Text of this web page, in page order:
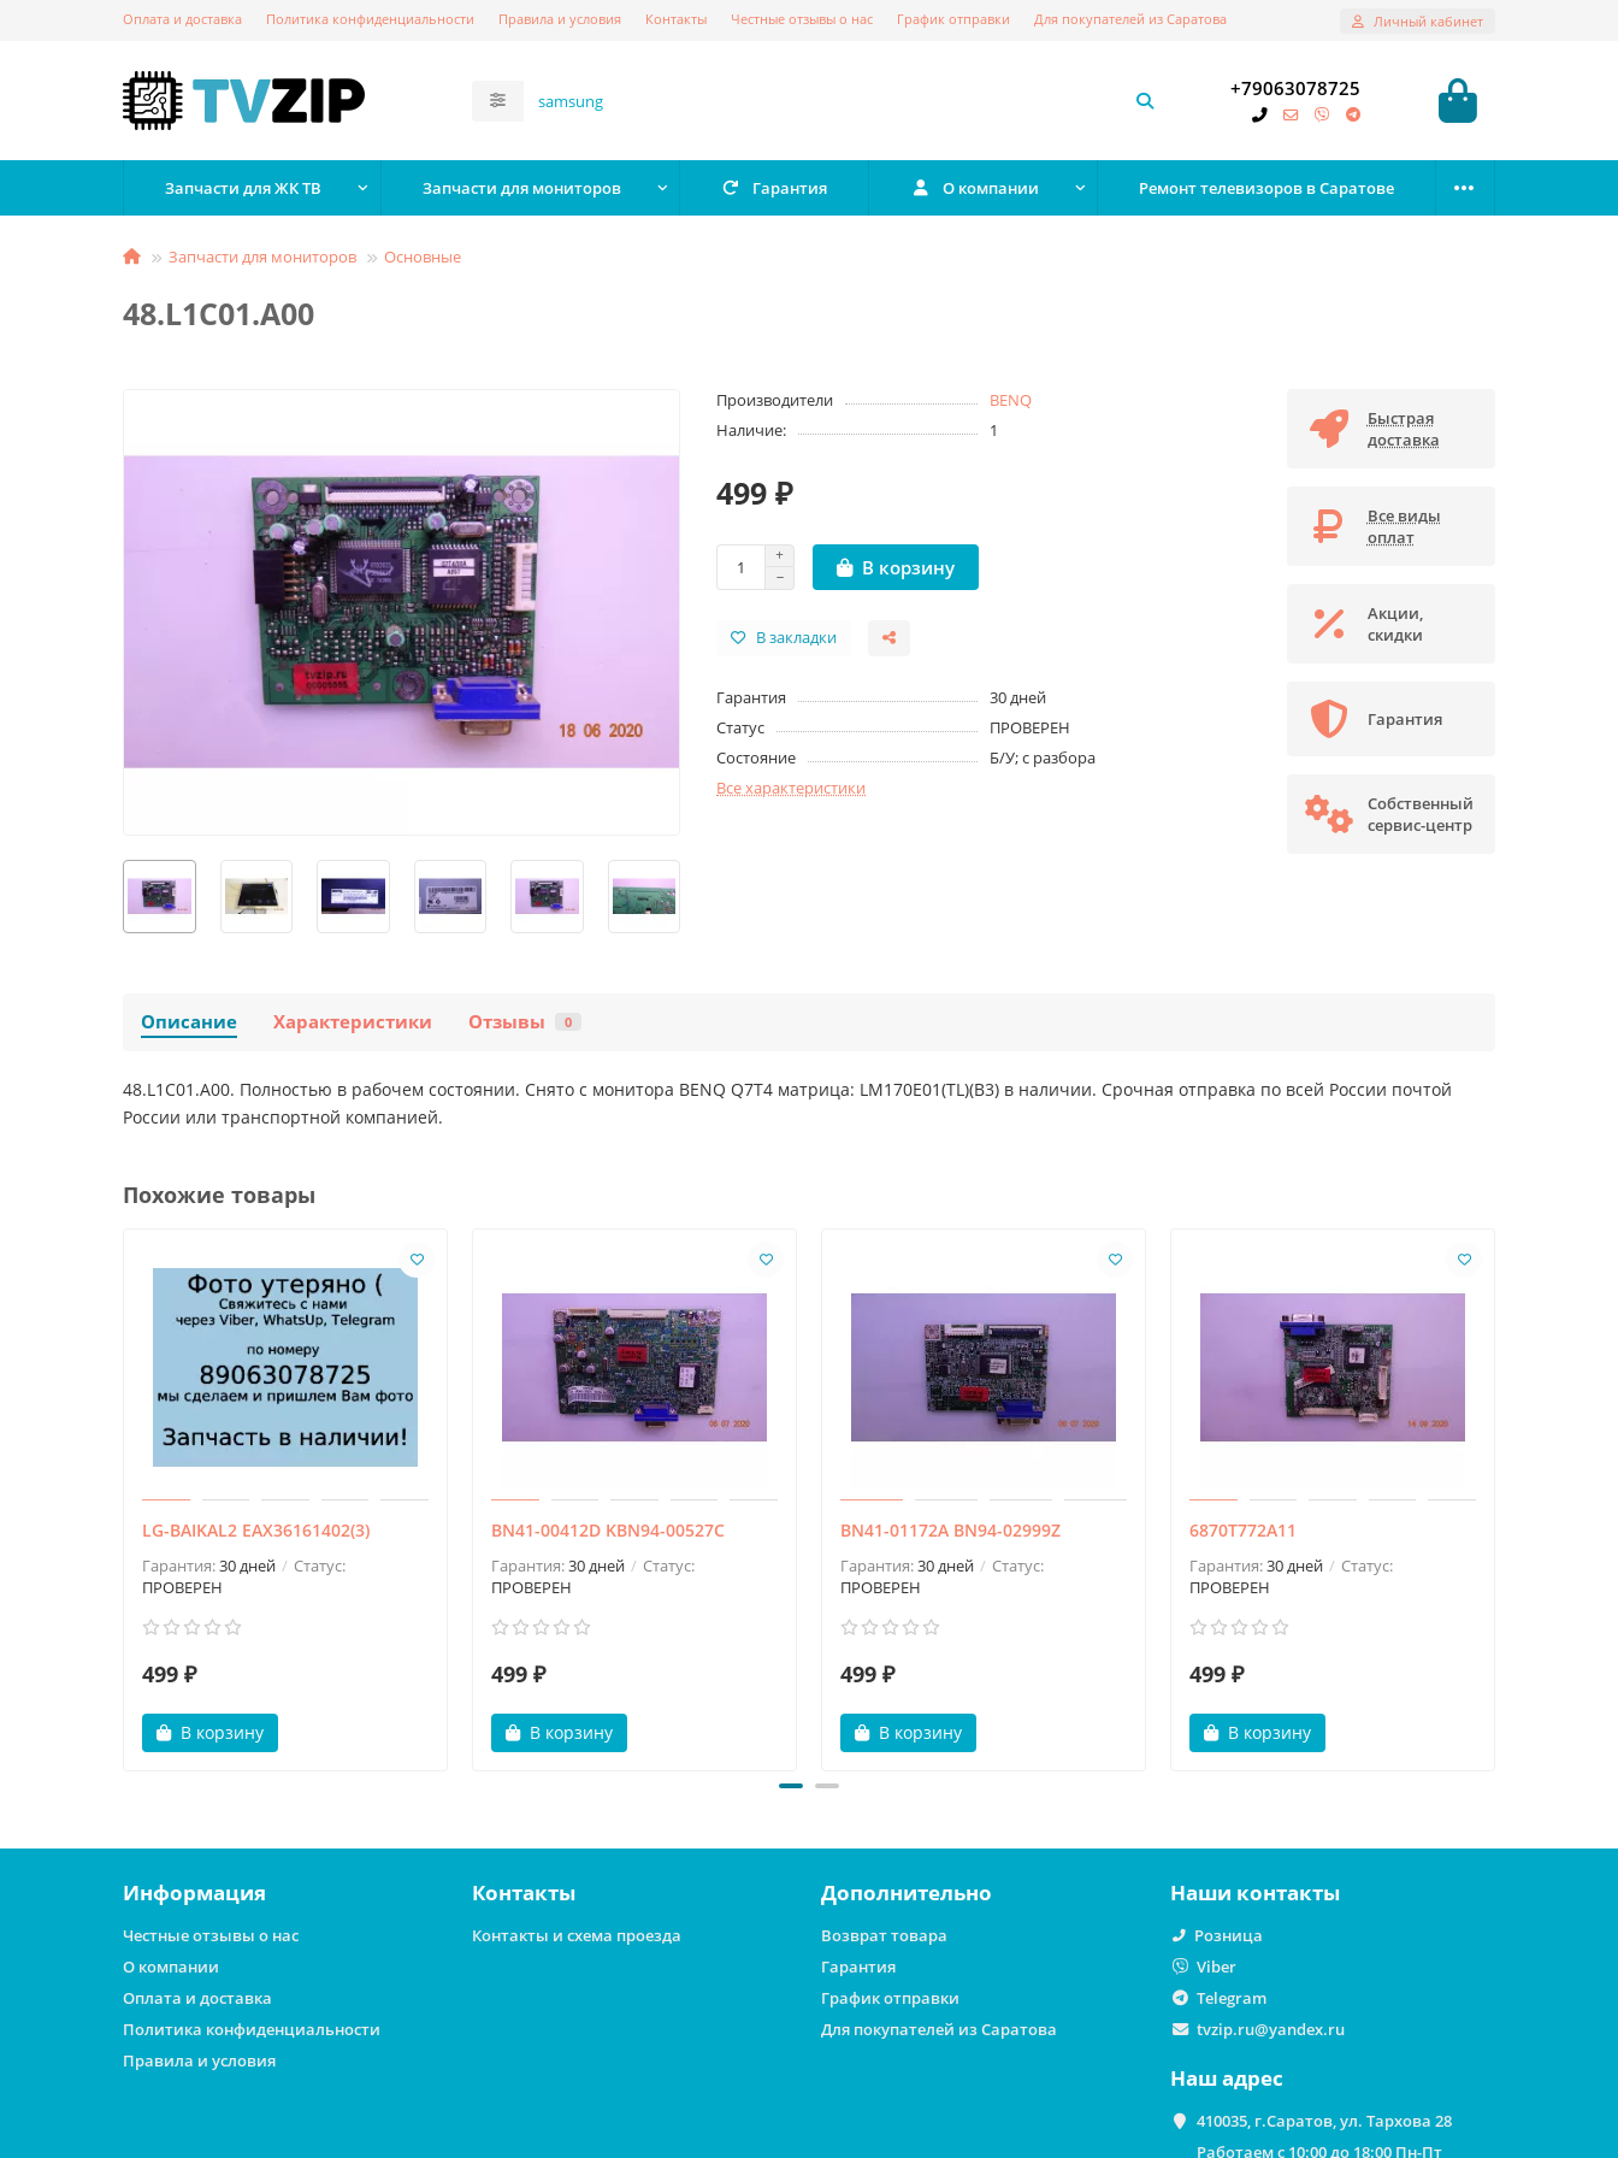
Оплата и доставка Политика конфиденциальности Правила и условия Контакты Честные отзывы о нас График отправки Для покупателей из Саратова Личный кабинет
+79063078725
Запчасти для ЖК ТВ Запчасти для мониторов Гарантия О компании Ремонт телевизоров в Саратове
Запчасти для мониторов Основные
48.L1C01.A00
Производители
BENQ
Наличие:
1
499 ₽
В корзину
В закладки
Гарантия
30 дней
Статус
ПРОВЕРЕН
Состояние
Б/У; с разбора
Все характеристики
Быстрая
доставка
Все виды
оплат
Акции,
скидки
Гарантия
Собственный
сервис-центр
Описание Характеристики Отзывы 0
48.L1C01.A00. Полностью в рабочем состоянии. Снято с монитора BENQ Q7T4 матрица: LM170E01(TL)(B3) в наличии. Срочная отправка по всей России почтой
России или транспортной компанией.
Похожие товары
LG-BAIKAL2 EAX36161402(3)
Гарантия:30 дней
Статус:
ПРОВЕРЕН
499 ₽
В корзину
BN41-00412D KBN94-00527C
Гарантия:30 дней
Статус:
ПРОВЕРЕН
499 ₽
В корзину
BN41-01172A BN94-02999Z
Гарантия:30 дней
Статус:
ПРОВЕРЕН
499 ₽
В корзину
6870T772A11
Гарантия:30 дней
Статус:
ПРОВЕРЕН
499 ₽
В корзину
Информация
Честные отзывы о нас
О компании
Оплата и доставка
Политика конфиденциальности
Правила и условия
Контакты
Контакты и схема проезда
Дополнительно
Возврат товара
Гарантия
График отправки
Для покупателей из Саратова
Наши контакты
Розница
Viber
Telegram
tvzip.ru@yandex.ru
Наш адрес
410035, г.Саратов, ул. Тархова 28
Работаем с 10:00 до 18:00 Пн-Пт